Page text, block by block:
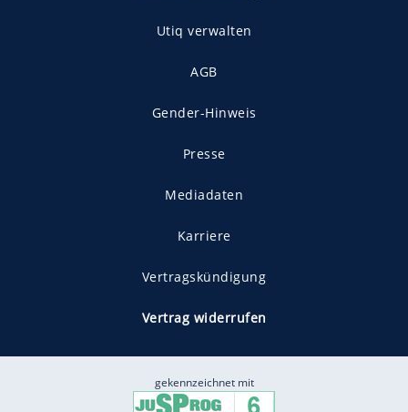
Utiq verwalten
AGB
Gender-Hinweis
Presse
Mediadaten
Karriere
Vertragskündigung
Vertrag widerrufen
gekennzeichnet mit